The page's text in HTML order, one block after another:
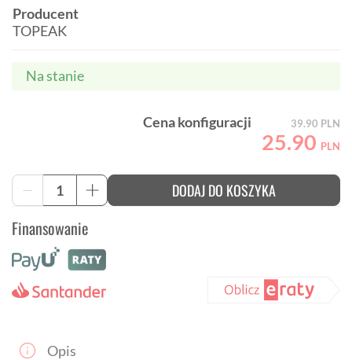
Producent
TOPEAK
Na stanie
Cena konfiguracji 39.90 PLN
25.90 PLN
-
ilość
Koszyk
napój
TOPEAK
MODULA
CAGE
EX
+ DODAJ DO KOSZYKA
Finansowanie
Opis